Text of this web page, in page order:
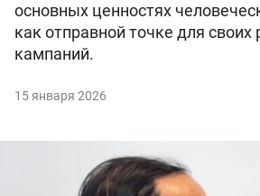
основных ценностях
как отправной точке для
кампаний.
15 января 2026